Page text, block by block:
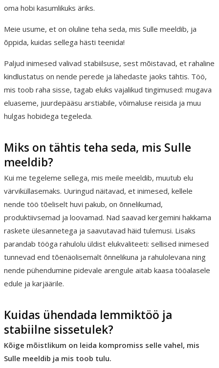
oma hobi kasumlikuks äriks.
Meie usume, et on oluline teha seda, mis Sulle meeldib, ja
õppida, kuidas sellega hästi teenida!
Paljud inimesed valivad stabiilsuse, sest mõistavad, et rahaline
kindlustatus on nende perede ja lähedaste jaoks tähtis. Töö,
mis toob raha sisse, tagab eluks vajalikud tingimused: mugava
eluaseme, juurdepääsu arstiabile, võimaluse reisida ja muu
hulgas hobidega tegeleda.
Miks on tähtis teha seda, mis Sulle
meeldib?
Kui me tegeleme sellega, mis meile meeldib, muutub elu
värviküllasemaks. Uuringud näitavad, et inimesed, kellele
nende töö tõeliselt huvi pakub, on õnnelikumad,
produktiivsemad ja loovamad. Nad saavad kergemini hakkama
raskete ülesannetega ja saavutavad häid tulemusi. Lisaks
parandab tööga rahulolu üldist elukvaliteeti: sellised inimesed
tunnevad end tõenäolisemalt õnnelikuna ja rahulolevana ning
nende pühendumine pidevale arengule aitab kaasa tööalasele
edule ja karjäärile.
Kuidas ühendada lemmiktöö ja
stabiilne sissetulek?
Kõige mõistlikum on leida kompromiss selle vahel, mis
Sulle meeldib ja mis toob tulu.